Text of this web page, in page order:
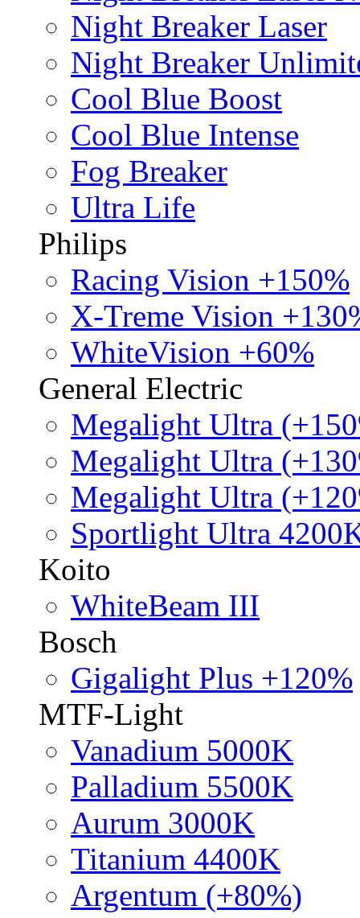
Night Breaker Laser
Night Breaker
Cool Blue Boost
Cool Blue Intense
Fog Breaker
Ultra Life
Philips
Racing Vision +150%
X-Treme Vision
WhiteVision +60%
General Electric
Megalight Ultra
Megalight Ultra
Megalight Ultra
Sportlight Ultra
Koito
WhiteBeam III
Bosch
Gigalight Plus +120%
MTF-Light
Vanadium 5000K
Palladium 5500K
Aurum 3000K
Titanium 4400K
Argentum (+80%)